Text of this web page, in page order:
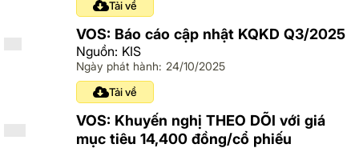
Tải về
VOS: Báo cáo cập nhật KQKD Q3/2025
Nguồn: KIS
Ngày phát hành: 24/10/2025
Tải về
VOS: Khuyến nghị THEO DÕI với giá
mục tiêu 14,400 đồng/cổ phiếu